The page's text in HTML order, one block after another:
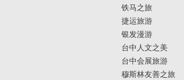
铁马之旅
捷运旅游
银发漫游
台中人文之美
台中会展旅游
穆斯林友善之旅